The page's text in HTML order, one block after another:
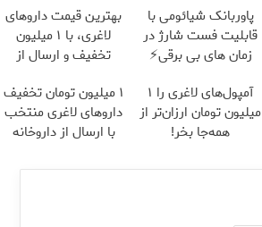
پاوربانک شیائومی با
قابلیت فست شارژ در
زمان های بی برقی⚡
بهترین قیمت داروهای
لاغری، با ۱ میلیون
تخفیف و ارسال از
آمپول‌های لاغری را ۱
میلیون تومان ارزان‌تر از
همه‌جا بخر!
۱ میلیون تومان تخفیف
داروهای لاغری منتخب
با ارسال از داروخانه